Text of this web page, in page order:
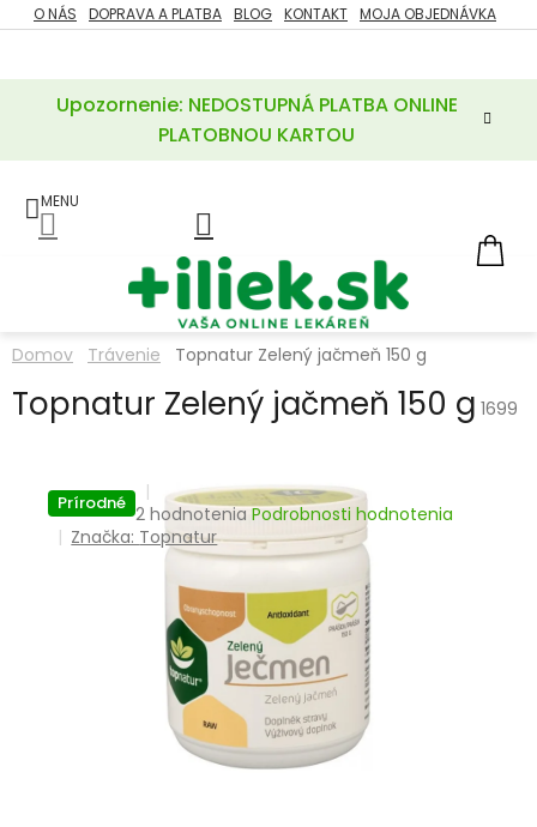
Prejsť
na
Upozornenie: NEDOSTUPNÁ PLATBA ONLINE
PLATOBNOU KARTOU
O NÁS DOPRAVA A PLATBA BLOG KONTAKT MOJA OBJEDNÁVKA
ZĽAVY
POTREBY
A
LIEKY
A
MINERÁLY
TRÁVENIE
Domov Trávenie Topnatur Zelený jačmeň 150 g
Topnatur Zelený jačmeň 150 g 1699
Prírodné Priemerné
hodnotenie
produktu
hviezdičiek.
2 hodnotenia Podrobnosti hodnotenia
Značka: Topnatur